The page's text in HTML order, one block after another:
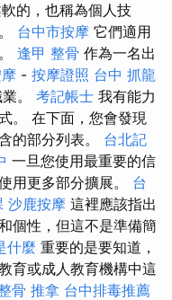
的，也稱為個人技
台中市按摩 它們適用
逢甲 整骨 作為一名出
- 按摩證照 台中 抓龍
。 考記帳士 我有能力
。 在下面，您會發現
的部分列表。 台北記
一旦您使用最重要的信
用更多部分擴展。 台
沙鹿按摩 這裡應該指出
個性，但這不是準備簡
什麼 重要的是要知道，
育或成人教育機構中這
骨 推拿 台中排毒推薦